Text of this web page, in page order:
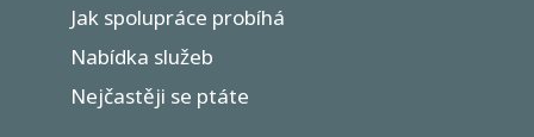
Jak spolupráce probíhá
Nabídka služeb
Nejčastěji se ptáte